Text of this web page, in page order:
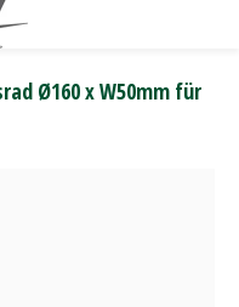
Ø160 x W50mm für